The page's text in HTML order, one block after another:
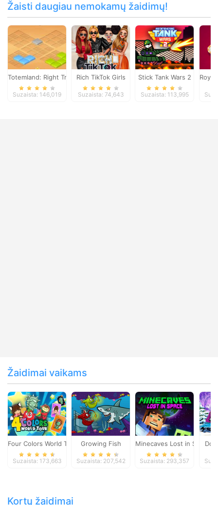
Žaisti daugiau nemokamų žaidimų!
Totemland: Right Trick
Suzaista: 146,019
Rich TikTok Girls
Suzaista: 74,643
Stick Tank Wars 2
Suzaista: 113,995
Žaidimai vaikams
Four Colors World Tour
Suzaista: 173,663
Growing Fish
Suzaista: 207,542
Minecaves Lost in Space
Suzaista: 293,357
Kortų žaidimai